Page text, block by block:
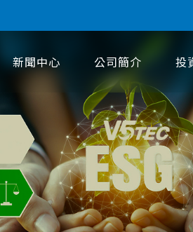
新聞中心 公司簡介 投